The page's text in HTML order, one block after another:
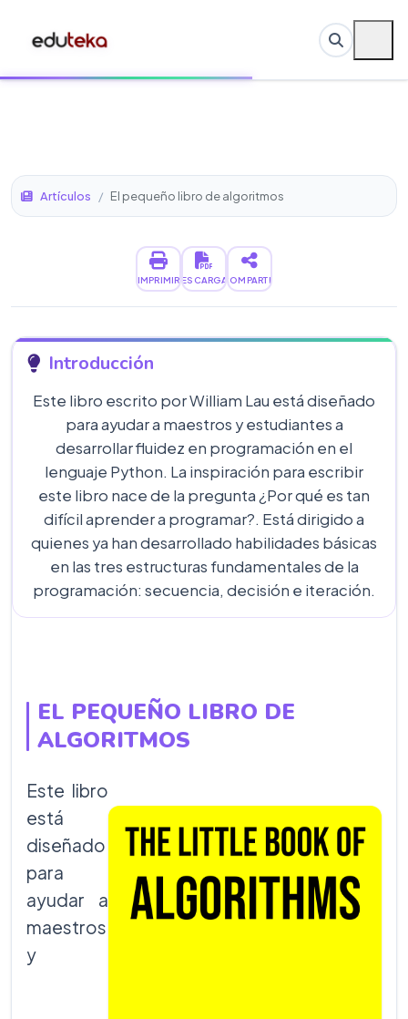
Artículos / El pequeño libro de algoritmos
IMPRIMIRDESCARGARCOMPARTIR
Introducción
Este libro escrito por William Lau está diseñado
para ayudar a maestros y estudiantes a
desarrollar fluidez en programación en el
lenguaje Python. La inspiración para escribir
este libro nace de la pregunta ¿Por qué es tan
difícil aprender a programar?. Está dirigido a
quienes ya han desarrollado habilidades básicas
en las tres estructuras fundamentales de la
programación: secuencia, decisión e iteración.
EL PEQUEÑO LIBRO DE
ALGORITMOS
Este libro
está
diseñado
para
ayudar a
maestros
y